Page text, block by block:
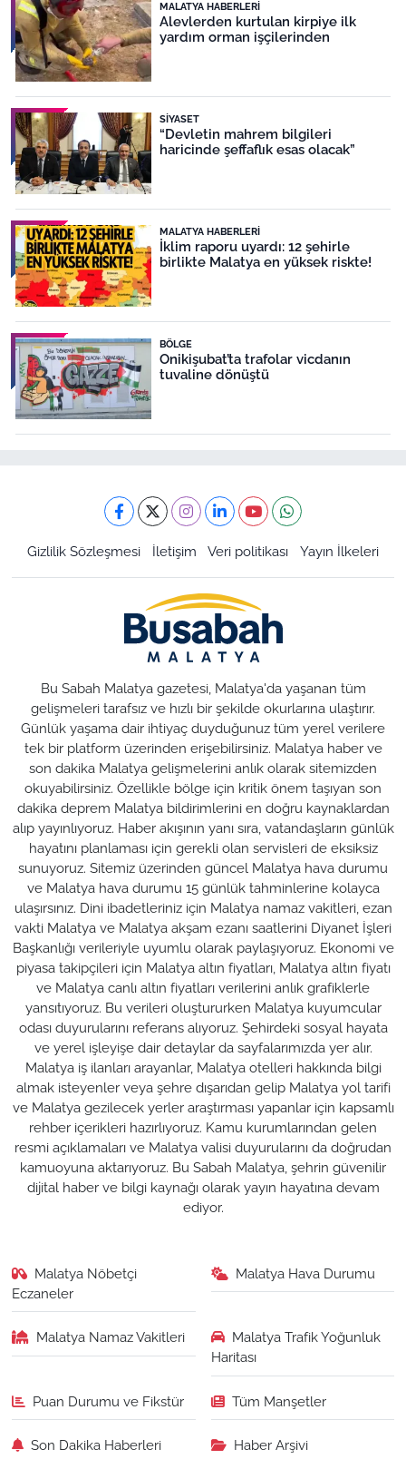
MALATYA HABERLERI
Alevlerden kurtulan kirpiye ilk
yardım orman işçilerinden
SIYASET
“Devletin mahrem bilgileri
haricinde şeffaflık esas olacak”
MALATYA HABERLERI
İklim raporu uyardı: 12 şehirle
birlikte Malatya en yüksek riskte!
BÖLGE
Onikişubat’ta trafolar vicdanın
tuvaline dönüştü
Gizlilik Sözleşmesi İletişim Veri politikası Yayın İlkeleri
Bu Sabah Malatya gazetesi, Malatya'da yaşanan tüm
gelişmeleri tarafsız ve hızlı bir şekilde okurlarına ulaştırır.
Günlük yaşama dair ihtiyaç duyduğunuz tüm yerel verilere
tek bir platform üzerinden erişebilirsiniz. Malatya haber ve
son dakika Malatya gelişmelerini anlık olarak sitemizden
okuyabilirsiniz. Özellikle bölge için kritik önem taşıyan son
dakika deprem Malatya bildirimlerini en doğru kaynaklardan
alıp yayınlıyoruz. Haber akışının yanı sıra, vatandaşların günlük
hayatını planlaması için gerekli olan servisleri de eksiksiz
sunuyoruz. Sitemiz üzerinden güncel Malatya hava durumu
ve Malatya hava durumu 15 günlük tahminlerine kolayca
ulaşırsınız. Dini ibadetleriniz için Malatya namaz vakitleri, ezan
vakti Malatya ve Malatya akşam ezanı saatlerini Diyanet İşleri
Başkanlığı verileriyle uyumlu olarak paylaşıyoruz. Ekonomi ve
piyasa takipçileri için Malatya altın fiyatları, Malatya altın fiyatı
ve Malatya canlı altın fiyatları verilerini anlık grafiklerle
yansıtıyoruz. Bu verileri oluştururken Malatya kuyumcular
odası duyurularını referans alıyoruz. Şehirdeki sosyal hayata
ve yerel işleyişe dair detaylar da sayfalarımızda yer alır.
Malatya iş ilanları arayanlar, Malatya otelleri hakkında bilgi
almak isteyenler veya şehre dışarıdan gelip Malatya yol tarifi
ve Malatya gezilecek yerler araştırması yapanlar için kapsamlı
rehber içerikleri hazırlıyoruz. Kamu kurumlarından gelen
resmi açıklamaları ve Malatya valisi duyurularını da doğrudan
kamuoyuna aktarıyoruz. Bu Sabah Malatya, şehrin güvenilir
dijital haber ve bilgi kaynağı olarak yayın hayatına devam
ediyor.
Malatya Nöbetçi
Eczaneler
Malatya Hava Durumu
Malatya Namaz Vakitleri
Malatya Trafik Yoğunluk
Haritası
Puan Durumu ve Fikstür Tüm Manşetler
Son Dakika Haberleri Haber Arşivi